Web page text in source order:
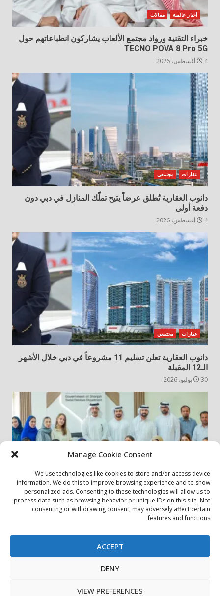
Manage Cookie Consent
We use technologies like cookies to store and/or access device
information. We do this to improve browsing experience and to show
personalized ads. Consenting to these technologies will allow us to
process data such as browsing behavior or unique IDs on this site. Not
consenting or withdrawing consent, may adversely affect certain
features and functions.
ACCEPT
DENY
VIEW PREFERENCES
أخبار عالمية مقالات
خبراء التقنية ورواد مجتمع الألعاب يشاركون انطباعاتهم حول
TECNO POVA 8 Pro 5G
4 أغسطس، 2026
عقارات مجتمعي
دانوب العقارية تُطلق عرضاً يتيح تملّك المنازل في دبي دون
دفعة أولى
4 أغسطس، 2026
عقارات مجتمعي
دانوب العقارية تعلن تسليم 11 مشروعاً في دبي خلال الأشهر
الـ12 المقبلة
30 يوليو، 2026
أخبار المجتمع مجتمعي
الشارقة لإدارة الأصول تنظم زيارة إلى دار رعاية المسنين
بيان الخصوصية سياسة ملفات تعريف الارتباط
اتصل بنا
حول الموقع
Copyright © All rights reserved.|DarkNews